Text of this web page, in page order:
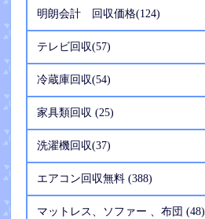
明朗会計 回収価格(124)
テレビ回収(57)
冷蔵庫回収(54)
家具類回収 (25)
洗濯機回収(37)
エアコン回収無料 (388)
マットレス、ソファー 、布団 (48)